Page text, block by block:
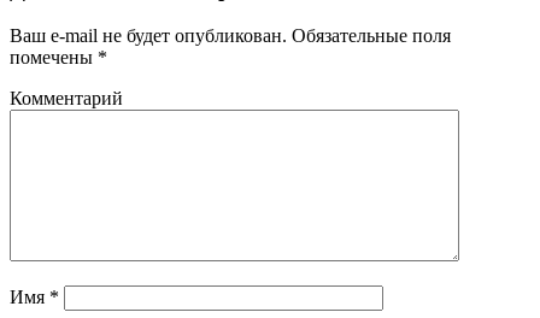
Ваш e-mail не будет опубликован. Обязательные поля
помечены *
Комментарий
Имя *